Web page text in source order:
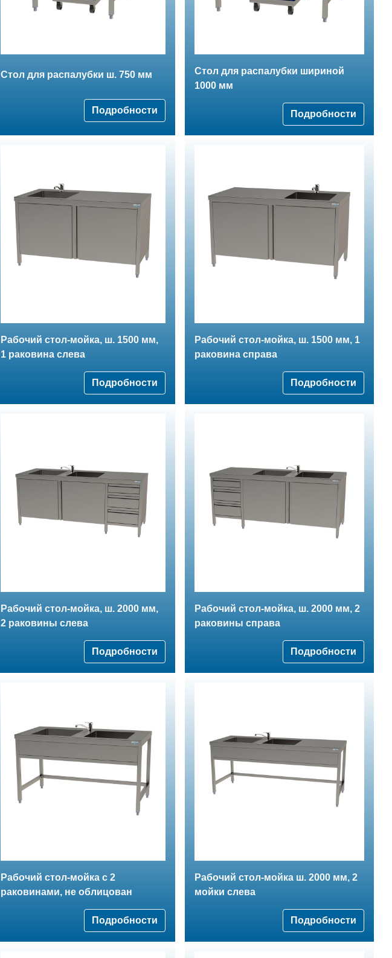
Стол для распалубки ш. 750 мм
Подробности
Стол для распалубки шириной
1000 мм
Подробности
Рабочий стол-мойка, ш. 1500 мм,
1 раковина слева
Подробности
Рабочий стол-мойка, ш. 1500 мм, 1
раковина справа
Подробности
Рабочий стол-мойка, ш. 2000 мм,
2 раковины слева
Подробности
Рабочий стол-мойка, ш. 2000 мм, 2
раковины справа
Подробности
Рабочий стол-мойка с 2
раковинами, не облицован
Подробности
Рабочий стол-мойка ш. 2000 мм, 2
мойки слева
Подробности